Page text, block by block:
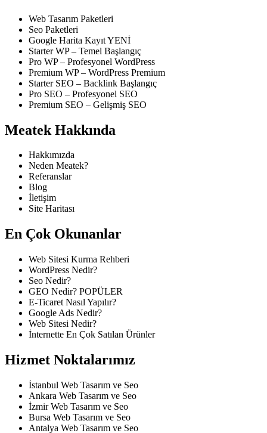
Web Tasarım Paketleri
Seo Paketleri
Google Harita KayıtYENİ
Starter WP – Temel Başlangıç
Pro WP – Profesyonel WordPress
Premium WP – WordPress Premium
Starter SEO – Backlink Başlangıç
Pro SEO – Profesyonel SEO
Premium SEO – Gelişmiş SEO
Meatek Hakkında
Hakkımızda
Neden Meatek?
Referanslar
Blog
İletişim
Site Haritası
En ÇokOkunanlar
Web Sitesi Kurma Rehberi
WordPress Nedir?
Seo Nedir?
GEO Nedir? POPÜLER
E-Ticaret Nasıl Yapılır?
Google Ads Nedir?
Web Sitesi Nedir?
İnternette En Çok Satılan Ürünler
Hizmet Noktalarımız
İstanbul Web Tasarım ve Seo
Ankara Web Tasarım ve Seo
İzmir Web Tasarım ve Seo
Bursa Web Tasarım ve Seo
Antalya Web Tasarım ve Seo